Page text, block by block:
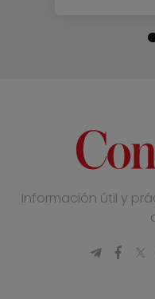
Información útil y